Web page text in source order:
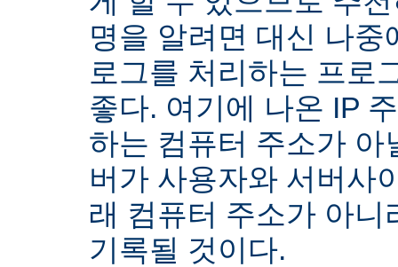
명을 알려면 대신 나
로그를 처리하는 프로
좋다. 여기에 나온 IP
하는 컴퓨터 주소가 아
버가 사용자와 서버사
래 컴퓨터 주소가 아니
기록될 것이다.